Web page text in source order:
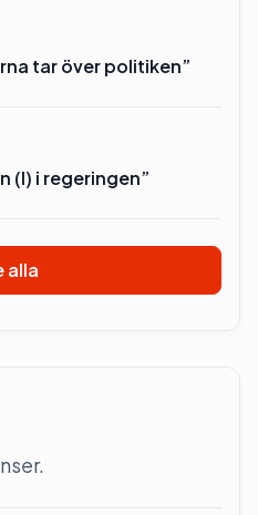
tar över politiken”
(l) i regeringen”
alla